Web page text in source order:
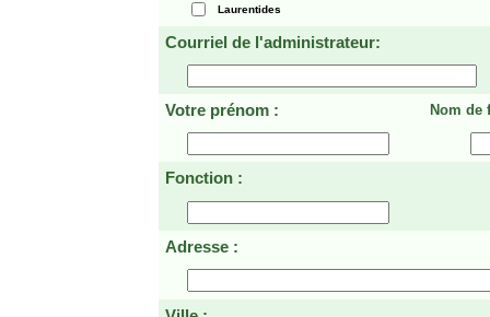
Laurentides
Courriel de l'administrateur:
Votre prénom : Nom de
Fonction :
Adresse :